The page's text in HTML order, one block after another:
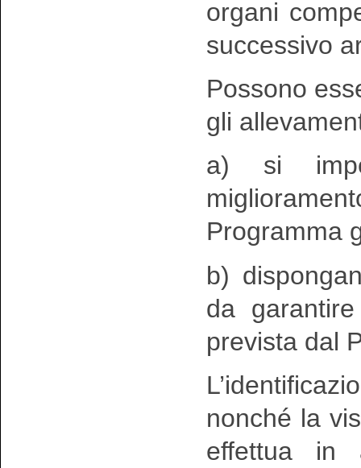
organi
successivo
Possono
gli
a) si
Programma
b)
da
prevista dal
nonché la
effettua in